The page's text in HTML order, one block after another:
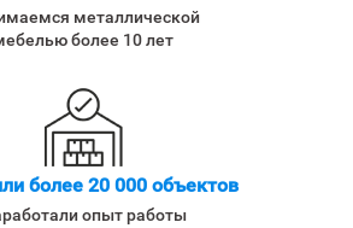
металлической
более 10 лет
более 20 000 объектов
опыт работы